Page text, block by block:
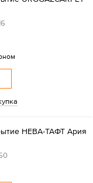
НЕВА-ТАФТ Ария